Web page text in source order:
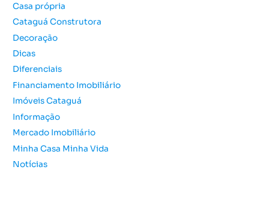
a
r
p
o
r
:
Casa própria
Cataguá Construtora
Decoração
Dicas
Diferenciais
Financiamento Imobiliário
Imóveis Cataguá
Informação
Mercado Imobiliário
Minha Casa Minha Vida
Notícias